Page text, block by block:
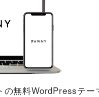
の無料WordPressテ